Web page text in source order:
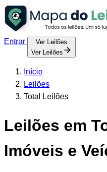
Entrar
Ver Leilões
Ver Leilões
Início
Leilões
Total Leilões
Leilões em
Imóveis e